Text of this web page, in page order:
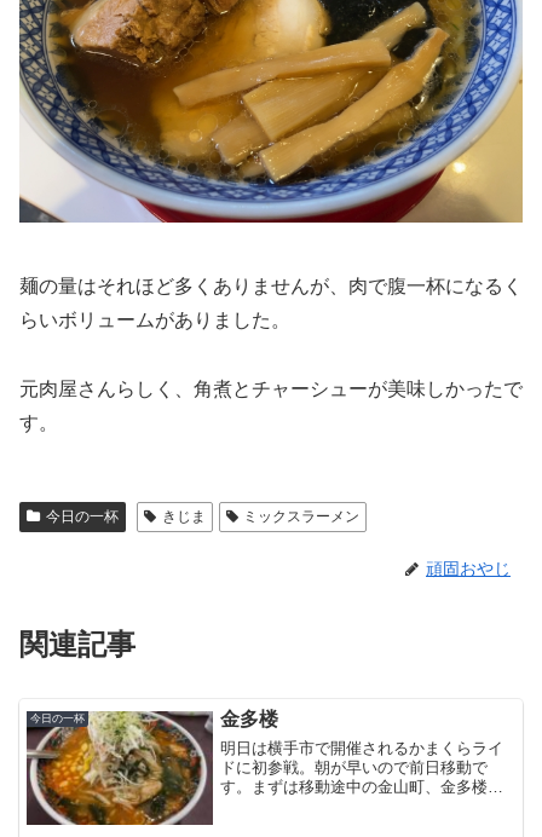
麺の量はそれほど多くありませんが、肉で腹一杯になるく
らいボリュームがありました。
元肉屋さんらしく、角煮とチャーシューが美味しかったで
す。
今日の一杯 きじま ミックスラーメン
頑固おやじ
関連記事
今日の一杯 金多楼
明日は横手市で開催されるかまくらライ
ドに初参戦。朝が早いので前日移動で
す。まずは移動途中の金山町、金多楼で